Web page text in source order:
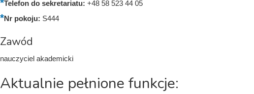
Telefon do sekretariatu: +48 58 523 44 05
Nr pokoju: S444
Zawód
nauczyciel akademicki
Aktualnie pełnione funkcje: